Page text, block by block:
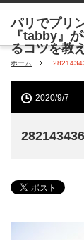
ホーム
2020/9/7